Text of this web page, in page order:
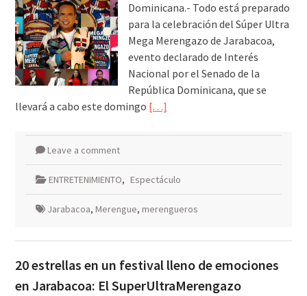
Dominicana.- Todo está preparado
para la celebración del Súper Ultra
Mega Merengazo de Jarabacoa,
evento declarado de Interés
Nacional por el Senado de la
República Dominicana, que se
llevará a cabo este domingo […]
Leave a comment
ENTRETENIMIENTO, Espectáculo
Jarabacoa, Merengue, merengueros
20 estrellas en un festival lleno de emociones
en Jarabacoa: El SuperUltraMerengazo